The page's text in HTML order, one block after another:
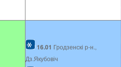
16.01 Гродзенскі р-н.,
Дз.Якубовіч